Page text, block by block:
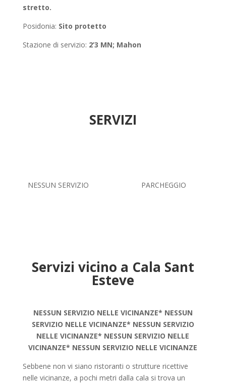
stretto.
Posidonia: Sito protetto
Stazione di servizio: 2’3 MN; Mahon
SERVIZI
NESSUN SERVIZIO PARCHEGGIO
Servizi vicino a Cala Sant
Esteve
NESSUN SERVIZIO NELLE VICINANZE* NESSUN
SERVIZIO NELLE VICINANZE* NESSUN SERVIZIO
NELLE VICINANZE* NESSUN SERVIZIO NELLE
VICINANZE* NESSUN SERVIZIO NELLE VICINANZE
Sebbene non vi siano ristoranti o strutture ricettive
nelle vicinanze, a pochi metri dalla cala si trova un